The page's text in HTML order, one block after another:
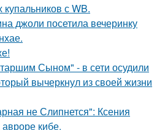
с WB.
джоли посетила вечеринку
Сыном" - в сети осудили
вычеркнул из своей жизни
не Слипнется": Ксения
кибе.